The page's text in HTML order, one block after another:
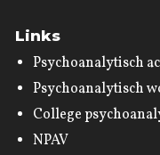
Links
Psychoanalytisch
Psychoanalytisch
College
NPAV